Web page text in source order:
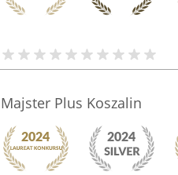
Majster Plus Koszalin